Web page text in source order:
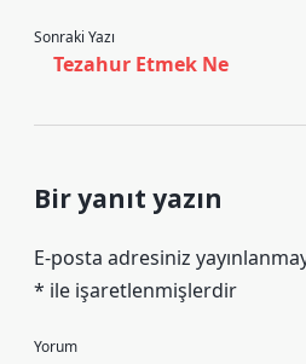
Sonraki Yazı
Tezahur Etmek Ne
Bir yanıt yazın
E-posta adresiniz
* ile işaretlenmişlerdir
Yorum